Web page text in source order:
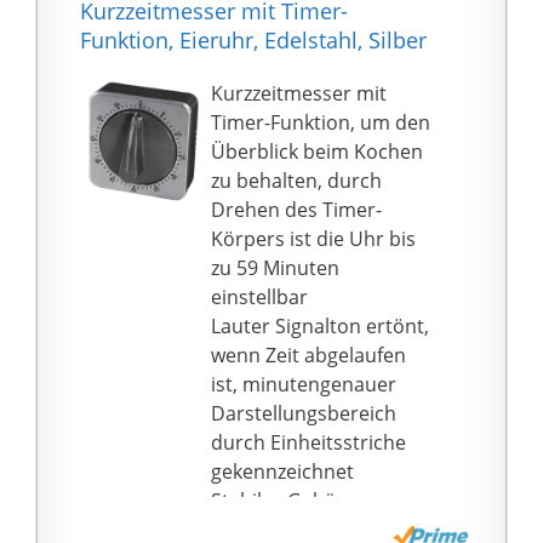
Timer】Einige Rezepte
erfordern ein
Timing, weshalb diese
Küchenuhr das ideale
Küchenwerkzeug ist.
Die lauten und
einstellbaren
akustischen
Warnungen
benachrichtigen Sie,
wenn Ihre Zeit
abgelaufen ist, sodass
Sie Ihr Timing jedes Mal
genau bestimmen
können.
【Mehrfache
Piepen dauert 1 Minute.
Dadurch fällt es Ihnen
schwer, die Zeit zu
verpassen.
[✅ Große, klare Ziffern]
- Großes LCD-Display
macht die Ziffern
deutlich. Leicht zu
lesen. Die
Anzeigegenauigkeit ist
an zweiter Stelle. Als
küchenwecker oder
Stoppuhr beträgt der
Zählbereich 00:00 ~
99m: 55s. Nach 5
Sekunden Inaktivität
wird der Bildschirm
Kurzzeitmesser mit Timer-
Funktion, Eieruhr, Edelstahl, Silber
Kurzzeitmesser mit
Timer-Funktion, um den
Überblick beim Kochen
zu behalten, durch
Drehen des Timer-
Körpers ist die Uhr bis
zu 59 Minuten
einstellbar
Lauter Signalton ertönt,
wenn Zeit abgelaufen
ist, minutengenauer
Darstellungsbereich
durch Einheitsstriche
gekennzeichnet
Stabiles Gehäuse zum
Aufstellen direkt auf der